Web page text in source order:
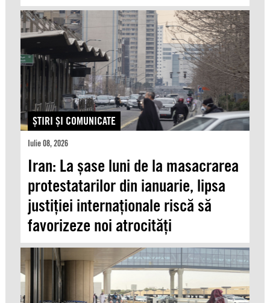
ŞTIRI ŞI COMUNICATE
Iulie 08, 2026
Iran: La șase luni de la masacrarea
protestatarilor din ianuarie, lipsa
justiției internaționale riscă să
favorizeze noi atrocități